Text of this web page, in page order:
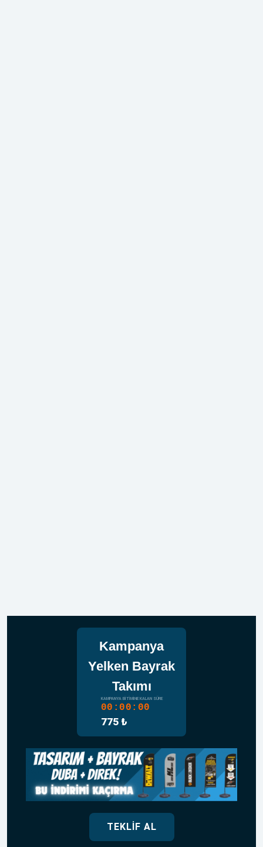
Kampanya
Yelken Bayrak
Takımı
KAMPANYA BITIMINE KALAN SÜRE
00:00:00
775 ₺
TEKLIF AL